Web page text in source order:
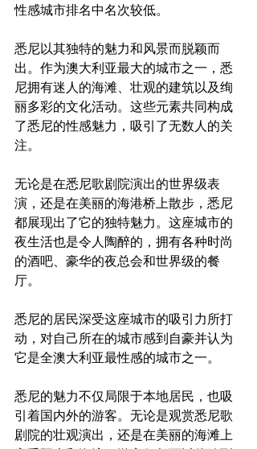
性感城市排名中名次较低。
悉尼以其独特的魅力和风景而脱颖而
出。作为澳大利亚最大的城市之一，悉
尼拥有迷人的海滩、壮观的建筑以及绚
丽多彩的文化活动。这些元素共同构成
了悉尼的性感魅力，吸引了无数人的关
注。
无论是在悉尼歌剧院演出的世界级表
演，还是在美丽的海港桥上散步，悉尼
都展现出了它的独特魅力。这座城市的
夜生活也是令人陶醉的，拥有各种时尚
的酒吧、豪华的夜总会和世界级的餐
悉尼的居民深受这座城市的吸引力所打
动，对自己所在的城市感到自豪并认为
它是全澳大利亚最性感的城市之一。
悉尼的魅力不仅局限于本地居民，也吸
引着国内外的游客。无论是观赏悉尼歌
剧院的壮观演出，还是在美丽的海滩上